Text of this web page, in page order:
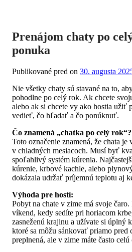
Prenájom chaty po
ponuka
Publikované pred on 30. augusta
Nie všetky chaty sú stavané na to,
pohodlne po celý rok. Ak chcete
alebo ak si chcete vy ako hostia užiť
vedieť, čo hľadať a čo ponúknuť.
Čo znamená „chatka po celý rok“?
Toto označenie znamená, že chata je
v chladných mesiacoch. Musí byť
spoľahlivý systém kúrenia.
kúrenie, krbové kachle, alebo
dokázala udržať príjemnú teplotu aj
Výhoda pre hostí:
Pobyt na chate v zime má svoje
víkend, kedy sedíte pri horiacom
zasneženú krajinu a užívate si úplný
ktoré sa môžu sánkovať priamo pred
preplnená, ale v zime máte často